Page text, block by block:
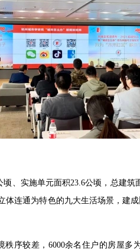
、实施单元面积23.6公顷，总建筑
连通为特色的九大生活场景，建
序较差，6000余名住户的房屋